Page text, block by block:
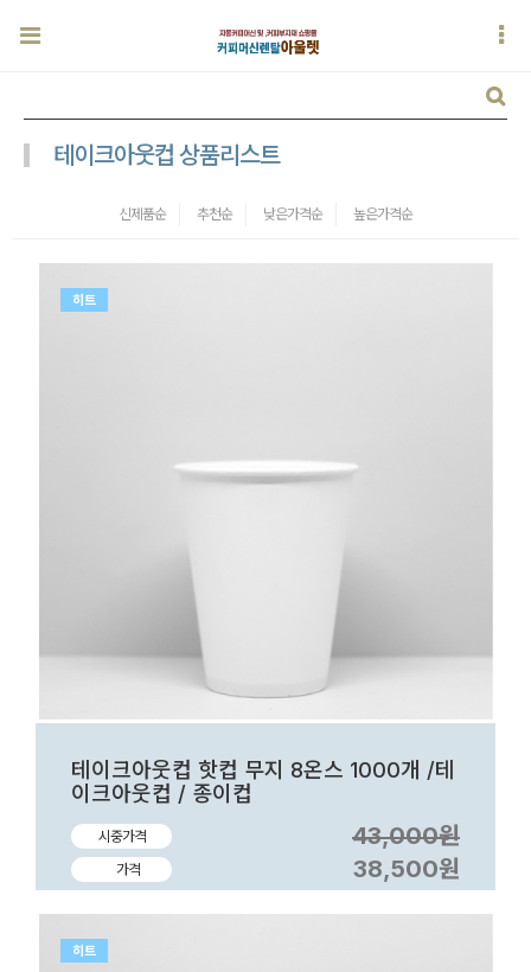
테이크아웃컵 상품리스트
신제품순 추천순 낮은가격순 높은가격순
테이크아웃컵 핫컵 무지 8온스 1000개 /테
이크아웃컵 / 종이컵
시중가격 43,000원
가격 38,500원
히트
히트